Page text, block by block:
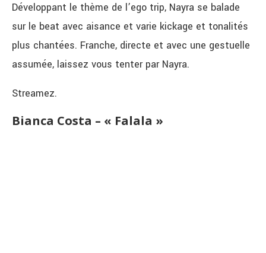
Développant le thème de l’ego trip, Nayra se balade
sur le beat avec aisance et varie kickage et tonalités
plus chantées. Franche, directe et avec une gestuelle
assumée, laissez vous tenter par Nayra.
Streamez.
Bianca Costa – « Falala »